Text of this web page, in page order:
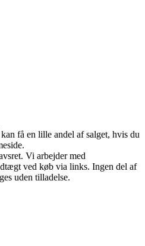
få en lille andel af salget, hvis du
Vi arbejder med
ved køb via links. Ingen del af
uden tilladelse.